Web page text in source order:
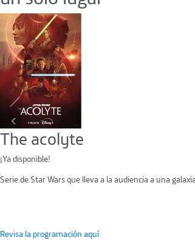
The acolyte
¡Ya disponible!
Serie de Star Wars que lleva a la audiencia a una
Revisa la programación aquí